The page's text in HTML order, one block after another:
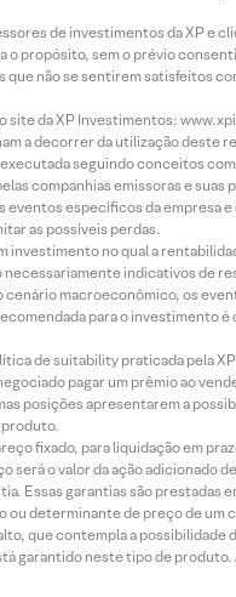
de investimentos da XP e
o propósito, sem o prévio
não se sentirem satisfeitos
site da XP Investimentos:
a decorrer da utilização deste
executada seguindo conceitos
companhias emissoras e suas
específicos da empresa
as possíveis perdas.
investimento no qual a
indicativos de
macroeconômico, os
para o investimento
de suitability praticada pela
pagar um prêmio ao
posições apresentarem a
produto.
fixado, para liquidação em
o valor da ação adicionado
Essas garantias são prestadas
determinante de preço de
que contempla a possibilidade
garantido neste tipo de